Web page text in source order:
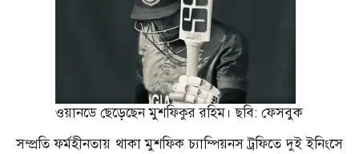
ওয়ানডে ছেড়েছেন মুশফিকুর রহিম। ছবি: ফেসবুক
সম্প্রতি ফর্মহীনতায় থাকা মুশফিক চ্যাম্পিয়নস ট্রফিতে দুই ইনিংসে